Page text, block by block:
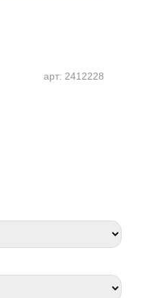
арт: 2412228